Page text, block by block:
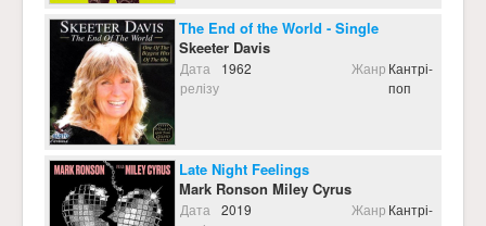
The End of the World - Single
Skeeter Davis
Дата
релізу
1962 Жанр Кантрі-
поп
Late Night Feelings
Mark Ronson Miley Cyrus
Дата
2019 Жанр Кантрі-